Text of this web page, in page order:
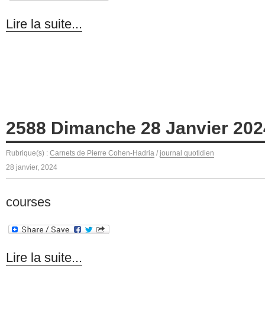
Lire la suite...
2588 Dimanche 28 Janvier
Rubrique(s) : Carnets de Pierre Cohen-Hadria / journal quotidien
28 janvier, 2024
courses
Lire la suite...